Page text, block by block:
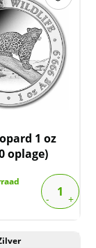
1 oz
oplage)